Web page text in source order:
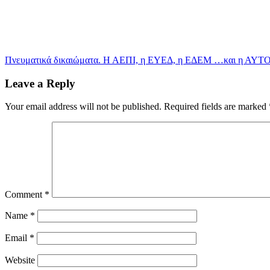
Πνευματικά δικαιώματα. Η ΑΕΠΙ, η ΕΥΕΔ, η ΕΔΕΜ …και η
Leave a Reply
Your email address will not be published. Required fields are marked
Comment *
Name *
Email *
Website